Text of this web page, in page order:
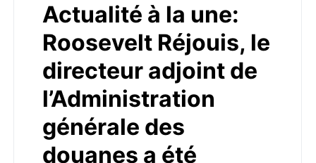
Actualité à la une:
Roosevelt Réjouis, le
directeur adjoint de
l’Administration
générale des
douanes a été